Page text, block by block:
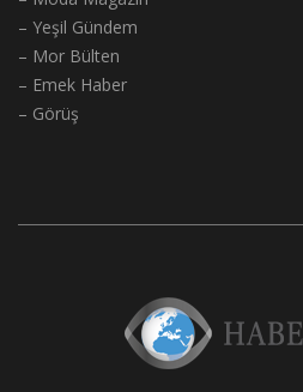
– Yeşil Gündem
– Mor Bülten
– Emek Haber
– Görüş